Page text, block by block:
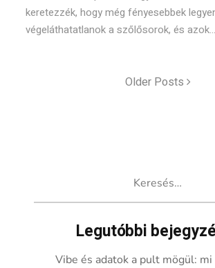
keretezzék, hogy még fényesebbek
végeláthatatlanok a szőlősorok, és azok...
Older Posts
Legutóbbi
Vibe és adatok a pult mögül: